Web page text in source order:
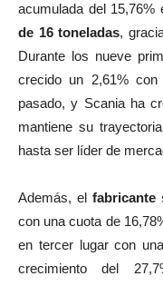
acumulada del 15,76%
de 16 toneladas,
Durante los nueve
crecido un 2,61%
pasado, y Scania ha
mantiene su
hasta ser líder de
Además, el fabricante
con una cuota de
en tercer lugar con
crecimiento del